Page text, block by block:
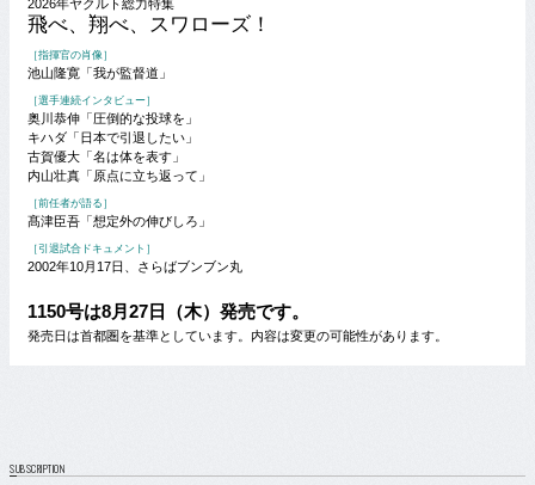
2026年ヤクルト総力特集
飛べ、翔べ、スワローズ！
［指揮官の肖像］
池山隆寛「我が監督道」
［選手連続インタビュー］
奥川恭伸「圧倒的な投球を」
キハダ「日本で引退したい」
古賀優大「名は体を表す」
内山壮真「原点に立ち返って」
［前任者が語る］
髙津臣吾「想定外の伸びしろ」
［引退試合ドキュメント］
2002年10月17日、さらばブンブン丸
1150号は8月27日（木）発売です。
発売日は首都圏を基準としています。内容は変更の可能性があります。
SUBSCRIPTION